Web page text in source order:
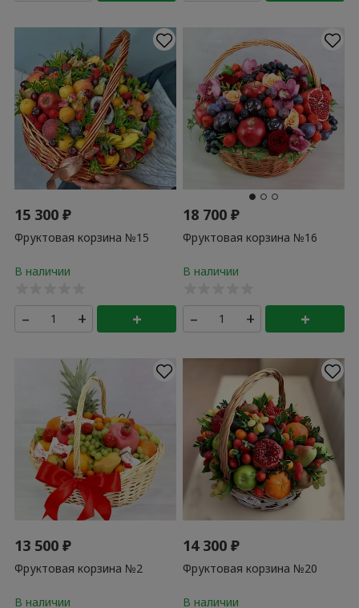
15 300₽
Фруктовая корзина №15
– + +
18 700₽
Фруктовая корзина №16
– + +
13 500₽
Фруктовая корзина №2
14 300₽
Фруктовая корзина №20